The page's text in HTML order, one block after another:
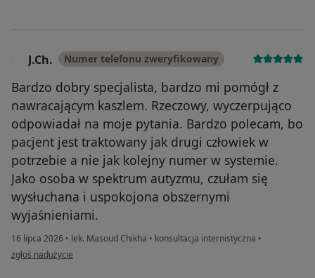
J.Ch. Numer telefonu zweryfikowany
Bardzo dobry specjalista, bardzo mi pomógł z
nawracającym kaszlem. Rzeczowy, wyczerpująco
odpowiadał na moje pytania. Bardzo polecam, bo
pacjent jest traktowany jak drugi człowiek w
potrzebie a nie jak kolejny numer w systemie.
Jako osoba w spektrum autyzmu, czułam się
wysłuchana i uspokojona obszernymi
wyjaśnieniami.
16 lipca 2026 • lek. Masoud Chikha • konsultacja internistyczna •
w opinii użytkownika J.Ch.
zgłoś nadużycie